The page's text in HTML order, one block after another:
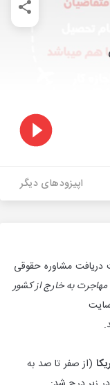
اپیزودهای دیگر
مشاوره حقوقی
مهاجرت به خارج از کشور
(از صفر تا صد به